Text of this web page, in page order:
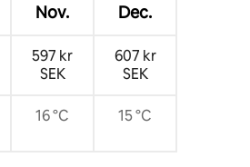
Nov. Dec.
597 kr
SEK
607 kr
SEK
16 °C 15 °C